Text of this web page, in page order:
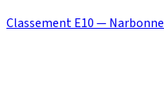
Classement E10 — Narbonne